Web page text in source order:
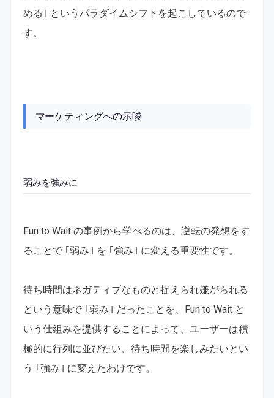
める｣ というパラダイムシフトを起こしているので
す。
マーケティングへの示唆
弱みを強みに
Fun to Wait の事例から学べるのは、逆転の発想をす
ることで ｢弱み｣ を ｢強み｣ に変える重要性です。
待ち時間はネガティブなものと捉えられ嫌がられる
という意味で ｢弱み｣ だったことを、Fun to Wait と
いう仕組みを提供することによって、ユーザーは積
極的に行列に並びたい、待ち時間を楽しみたいとい
う ｢強み｣ に変えたわけです。